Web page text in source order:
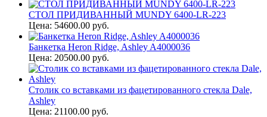
СТОЛ ПРИДИВАННЫЙ MUNDY 6400-LR-223
Цена: 54600.00 руб.
Банкетка Heron Ridge, Ashley A4000036
Цена: 20500.00 руб.
Столик со вставками из фацетированного стекла Dale,
Ashley
Цена: 21100.00 руб.